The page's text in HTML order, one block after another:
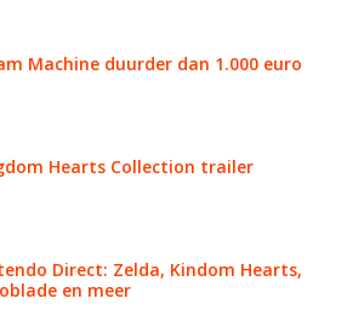
Machine duurder dan 1.000 euro
Hearts Collection trailer
Direct: Zelda, Kindom Hearts,
en meer